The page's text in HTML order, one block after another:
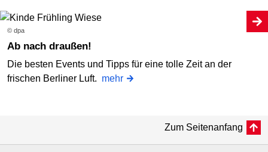
© dpa
Ab nach draußen!
Die besten Events und Tipps für eine tolle Zeit an der
frischen Berliner Luft. mehr
Zum Seitenanfang